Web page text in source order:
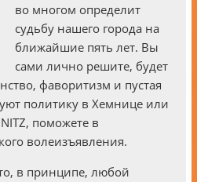
во многом определит
судьбу нашего города на
ближайшие пять лет. Вы
сами лично решите, будет
фаворитизм и пустая
политику в Хемнице или
поможете в
волеизъявления.
в принципе, любой